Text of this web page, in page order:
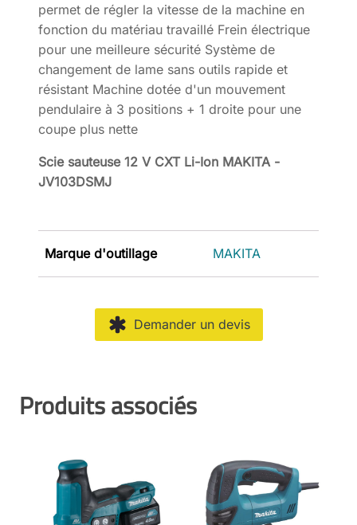
permet de régler la vitesse de la machine en
fonction du matériau travaillé Frein électrique
pour une meilleure sécurité Système de
changement de lame sans outils rapide et
résistant Machine dotée d'un mouvement
pendulaire à 3 positions + 1 droite pour une
coupe plus nette
Scie sauteuse 12 V CXT Li-Ion MAKITA -
JV103DSMJ
Marque d'outillage MAKITA
Demander un devis
Produits associés